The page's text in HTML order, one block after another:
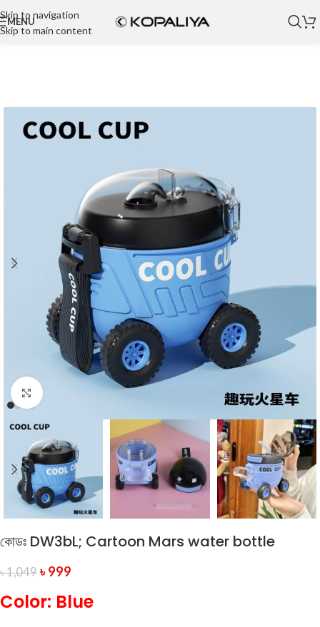
Skip to navigation
Skip to main content
MENU
Click to enlarge
কোডঃ DW3bL; Cartoon Mars water bottle
৳1,049 ৳999
Color: Blue